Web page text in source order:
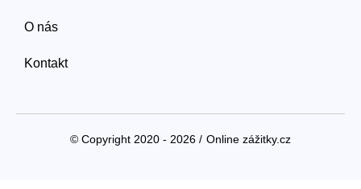
O nás
Kontakt
© Copyright 2020 - 2026 / Online zážitky.cz